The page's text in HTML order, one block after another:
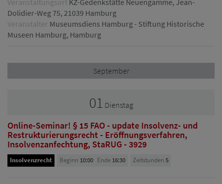
Veranstaltungsort KZ-Gedenkstätte Neuengamme, Jean-
Dolidier-Weg 75, 21039 Hamburg
Veranstalter Museumsdiens Hamburg - Stiftung Historische
Museen Hamburg, Hamburg
September
01 Dienstag
Online-Seminar! § 15 FAO - update Insolvenz- und
Restrukturierungsrecht - Eröffnungsverfahren,
Insolvenzanfechtung, StaRUG - 3929
Insolvenzrecht Beginn 10:00 Ende 16:30 Zeitstunden 5